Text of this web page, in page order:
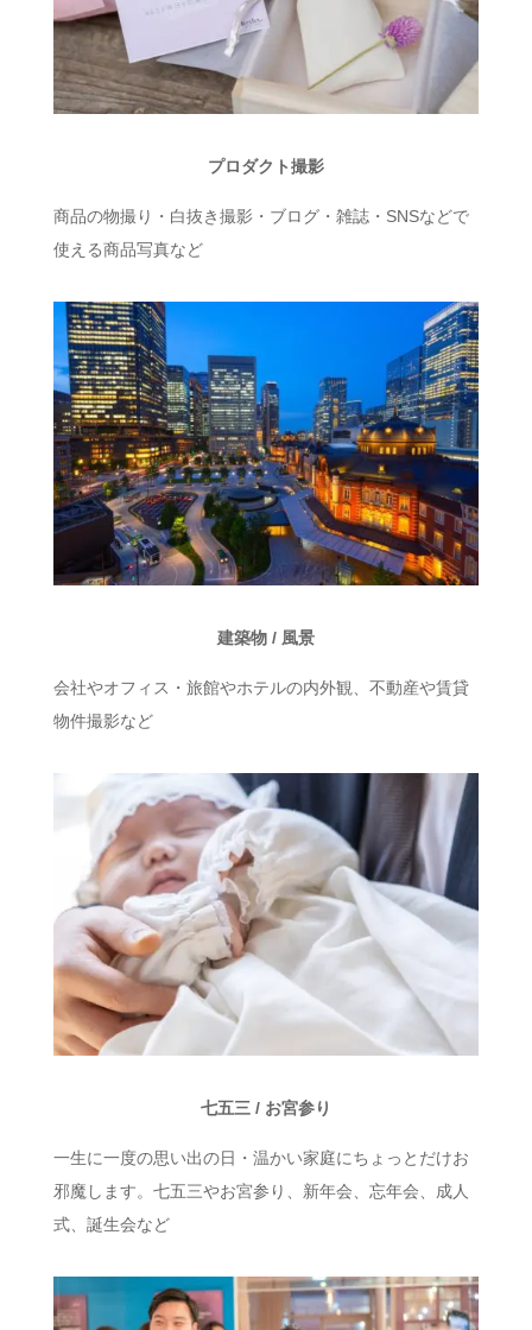
プロダクト撮影
商品の物撮り・白抜き撮影・ブログ・雑誌・SNSなどで
使える商品写真など
建築物 / 風景
会社やオフィス・旅館やホテルの内外観、不動産や賃貸
物件撮影など
七五三 / お宮参り
一生に一度の思い出の日・温かい家庭にちょっとだけお
邪魔します。七五三やお宮参り、新年会、忘年会、成人
式、誕生会など